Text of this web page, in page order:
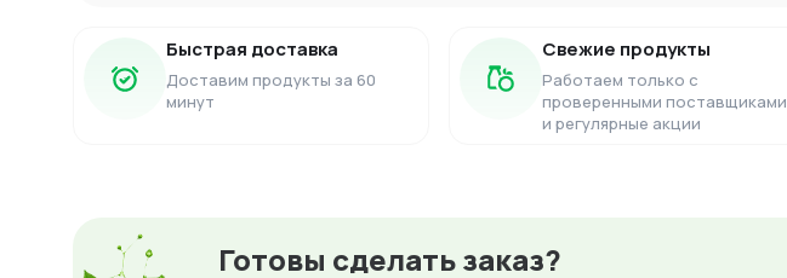
Быстрая доставка
Доставим продукты за 60
минут
Свежие продукты
Работаем только с
проверенными поставщиками
и регулярные акции
Готовы сделать заказ?